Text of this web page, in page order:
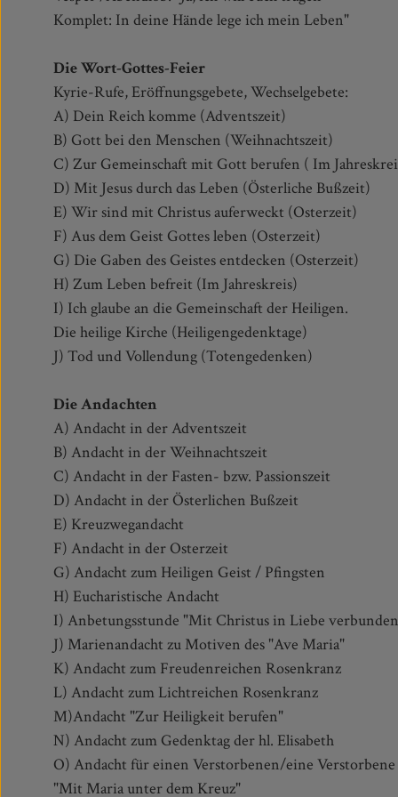
Komplet: In deine Hände lege ich mein Leben"
Die Wort-Gottes-Feier
Kyrie-Rufe, Eröffnungsgebete, Wechselgebete:
A) Dein Reich komme (Adventszeit)
B) Gott bei den Menschen (Weihnachtszeit)
C) Zur Gemeinschaft mit Gott berufen ( Im
D) Mit Jesus durch das Leben (Österliche Bußzeit)
E) Wir sind mit Christus auferweckt (Osterzeit)
F) Aus dem Geist Gottes leben (Osterzeit)
G) Die Gaben des Geistes entdecken (Osterzeit)
H) Zum Leben befreit (Im Jahreskreis)
I) Ich glaube an die Gemeinschaft der Heiligen.
Die heilige Kirche (Heiligengedenktage)
J) Tod und Vollendung (Totengedenken)
Die Andachten
A) Andacht in der Adventszeit
B) Andacht in der Weihnachtszeit
C) Andacht in der Fasten- bzw. Passionszeit
D) Andacht in der Österlichen Bußzeit
E) Kreuzwegandacht
F) Andacht in der Osterzeit
G) Andacht zum Heiligen Geist / Pfingsten
H) Eucharistische Andacht
I) Anbetungsstunde "Mit Christus in Liebe
J) Marienandacht zu Motiven des "Ave Maria"
K) Andacht zum Freudenreichen Rosenkranz
L) Andacht zum Lichtreichen Rosenkranz
M)Andacht "Zur Heiligkeit berufen"
N) Andacht zum Gedenktag der hl. Elisabeth
O) Andacht für einen Verstorbenen/eine
"Mit Maria unter dem Kreuz"